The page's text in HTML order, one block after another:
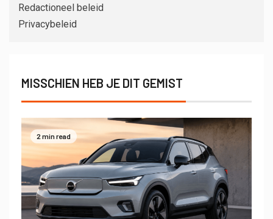
Redactioneel beleid
Privacybeleid
MISSCHIEN HEB JE DIT GEMIST
2 min read